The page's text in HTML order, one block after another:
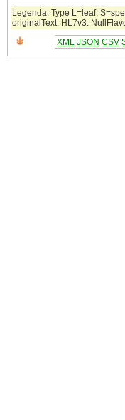
Legenda: Type L=leaf,
originalText. HL7v3:
XML JSON CSV